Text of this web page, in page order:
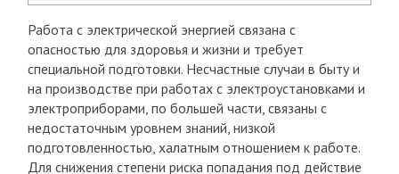
Работа с электрической энергией связана с
опасностью для здоровья и жизни и требует
специальной подготовки. Несчастные случаи в быту и
на производстве при работах с электроустановками и
электроприборами, по большей части, связаны с
недостаточным уровнем знаний, низкой
подготовленностью, халатным отношением к работе.
Для снижения степени риска попадания под действие